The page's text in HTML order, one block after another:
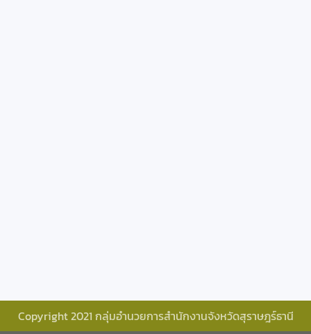
Copyright 2021 กลุ่มอำนวยการสำนักงานจังหวัดสุราษฎร์ธานี